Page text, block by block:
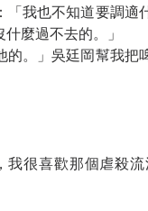
我也不知道要調適
麼過不去的。」
的。」吳廷岡幫我
我很喜歡那個虐殺